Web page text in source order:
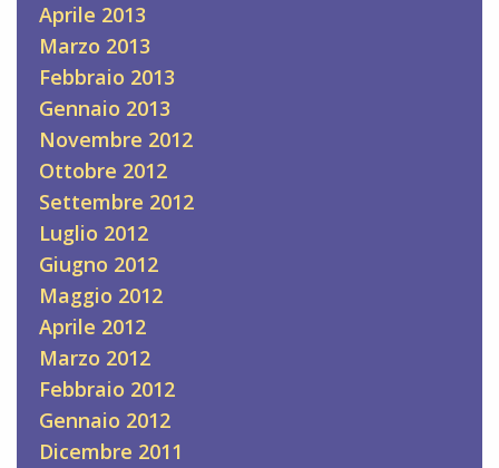
Aprile 2013
Marzo 2013
Febbraio 2013
Gennaio 2013
Novembre 2012
Ottobre 2012
Settembre 2012
Luglio 2012
Giugno 2012
Maggio 2012
Aprile 2012
Marzo 2012
Febbraio 2012
Gennaio 2012
Dicembre 2011